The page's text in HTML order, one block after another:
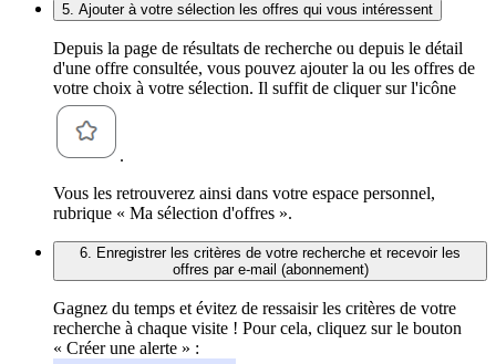
5. Ajouter à votre sélection les offres qui vous intéressent
Depuis la page de résultats de recherche ou depuis le détail
d'une offre consultée, vous pouvez ajouter la ou les offres de
votre choix à votre sélection. Il suffit de cliquer sur l'icône
.
Vous les retrouverez ainsi dans votre espace personnel,
rubrique « Ma sélection d'offres ».
6. Enregistrer les critères de votre recherche et recevoir les
offres par e-mail (abonnement)
Gagnez du temps et évitez de ressaisir les critères de votre
recherche à chaque visite ! Pour cela, cliquez sur le bouton
« Créer une alerte » :